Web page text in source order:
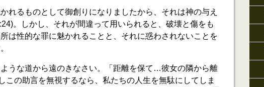
れるものとして御創りになりましたから、それは神の与え
。しかし、それが間違って用いられると、破壊と傷をも
は性的な罪に魅かれることと、それに惑わされないことを
うな道から遠のきなさい。「距離を保て…彼女の隣から離
この助言を無視するなら、私たちの人生を無駄にしてしま